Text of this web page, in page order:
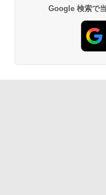
Google 検索で